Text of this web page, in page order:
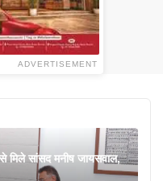
ADVERTISEMENT
मिले सांसद मनीष जायसवाल,